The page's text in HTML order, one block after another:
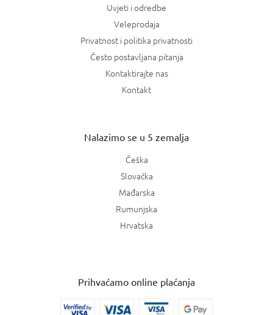
Uvjeti i odredbe
Veleprodaja
Privatnost i politika privatnosti
Često postavljana pitanja
Kontaktirajte nas
Kontakt
Nalazimo se u 5 zemalja
Češka
Slovačka
Mađarska
Rumunjska
Hrvatska
Prihvaćamo online plaćanja